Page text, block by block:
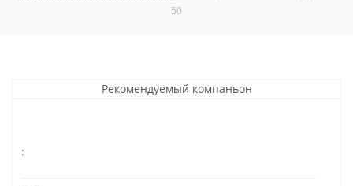
50
Рекомендуемый компаньон
: